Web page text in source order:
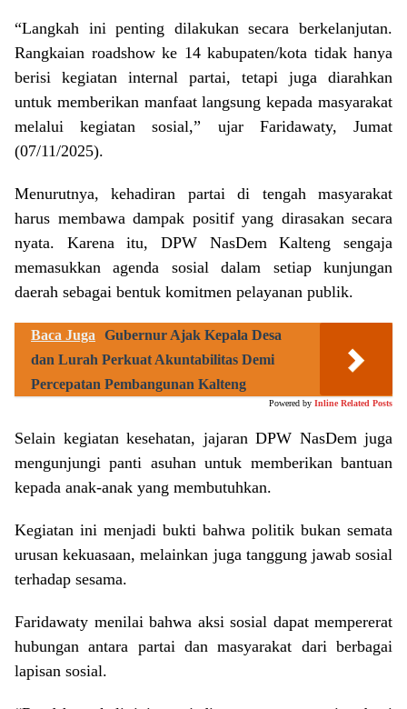
“Langkah ini penting dilakukan secara berkelanjutan.
Rangkaian roadshow ke 14 kabupaten/kota tidak hanya
berisi kegiatan internal partai, tetapi juga diarahkan
untuk memberikan manfaat langsung kepada masyarakat
melalui kegiatan sosial,” ujar Faridawaty, Jumat
(07/11/2025).
Menurutnya, kehadiran partai di tengah masyarakat
harus membawa dampak positif yang dirasakan secara
nyata. Karena itu, DPW NasDem Kalteng sengaja
memasukkan agenda sosial dalam setiap kunjungan
daerah sebagai bentuk komitmen pelayanan publik.
Baca Juga
Gubernur Ajak Kepala Desa
dan Lurah Perkuat Akuntabilitas Demi
Percepatan Pembangunan Kalteng
Powered by Inline Related Posts
Selain kegiatan kesehatan, jajaran DPW NasDem juga
mengunjungi panti asuhan untuk memberikan bantuan
kepada anak-anak yang membutuhkan.
Kegiatan ini menjadi bukti bahwa politik bukan semata
urusan kekuasaan, melainkan juga tanggung jawab sosial
terhadap sesama.
Faridawaty menilai bahwa aksi sosial dapat mempererat
hubungan antara partai dan masyarakat dari berbagai
lapisan sosial.